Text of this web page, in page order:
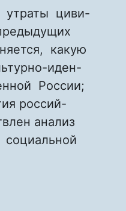
утраты циви-
какую
иден-
России;
россий-
анализ